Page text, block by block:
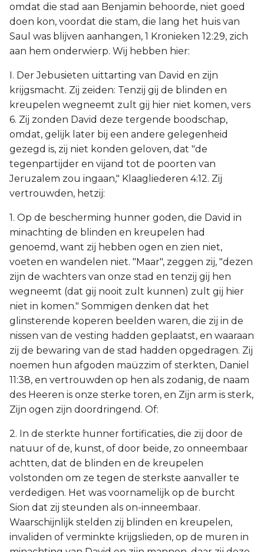
omdat die stad aan Benjamin behoorde, niet goed
doen kon, voordat die stam, die lang het huis van
Saul was blijven aanhangen, 1 Kronieken 12:29, zich
aan hem onderwierp. Wij hebben hier:
I. Der Jebusieten uittarting van David en zijn
krijgsmacht. Zij zeiden: Tenzij gij de blinden en
kreupelen wegneemt zult gij hier niet komen, vers
6. Zij zonden David deze tergende boodschap,
omdat, gelijk later bij een andere gelegenheid
gezegd is, zij niet konden geloven, dat "de
tegenpartijder en vijand tot de poorten van
Jeruzalem zou ingaan," Klaagliederen 4:12. Zij
vertrouwden, hetzij:
1. Op de bescherming hunner goden, die David in
minachting de blinden en kreupelen had
genoemd, want zij hebben ogen en zien niet,
voeten en wandelen niet. "Maar", zeggen zij, "dezen
zijn de wachters van onze stad en tenzij gij hen
wegneemt (dat gij nooit zult kunnen) zult gij hier
niet in komen." Sommigen denken dat het
glinsterende koperen beelden waren, die zij in de
nissen van de vesting hadden geplaatst, en waaraan
zij de bewaring van de stad hadden opgedragen. Zij
noemen hun afgoden maüzzim of sterkten, Daniel
11:38, en vertrouwden op hen als zodanig, de naam
des Heeren is onze sterke toren, en Zijn arm is sterk,
Zijn ogen zijn doordringend. Of:
2. In de sterkte hunner fortificaties, die zij door de
natuur of de, kunst, of door beide, zo onneembaar
achtten, dat de blinden en de kreupelen
volstonden om ze tegen de sterkste aanvaller te
verdedigen. Het was voornamelijk op de burcht
Sion dat zij steunden als on-inneembaar.
Waarschijnlijk stelden zij blinden en kreupelen,
invaliden of verminkte krijgslieden, op de muren in